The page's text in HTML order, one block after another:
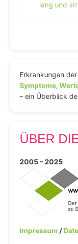
lang und
Erkrankungen
Symptome,
– ein Überblick
ÜBER
2005 – 2025
Impressum /